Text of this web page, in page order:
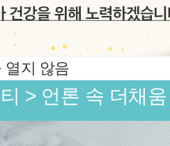
플란트 치아교정
> 언론 속 더채움
열지 않음